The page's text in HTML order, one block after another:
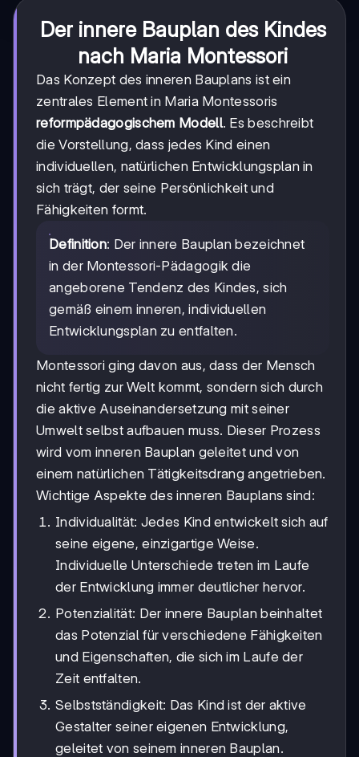
Der innere Bauplan des Kindes
nach Maria Montessori
Das Konzept des inneren Bauplans ist ein
zentrales Element in Maria Montessoris
reformpädagogischem Modell. Es beschreibt
die Vorstellung, dass jedes Kind einen
individuellen, natürlichen Entwicklungsplan in
sich trägt, der seine Persönlichkeit und
Fähigkeiten formt.
Definition: Der innere Bauplan bezeichnet
in der Montessori-Pädagogik die
angeborene Tendenz des Kindes, sich
gemäß einem inneren, individuellen
Entwicklungsplan zu entfalten.
Montessori ging davon aus, dass der Mensch
nicht fertig zur Welt kommt, sondern sich durch
die aktive Auseinandersetzung mit seiner
Umwelt selbst aufbauen muss. Dieser Prozess
wird vom inneren Bauplan geleitet und von
einem natürlichen Tätigkeitsdrang angetrieben.
Wichtige Aspekte des inneren Bauplans sind:
Individualität: Jedes Kind entwickelt sich auf
seine eigene, einzigartige Weise.
Individuelle Unterschiede treten im Laufe
der Entwicklung immer deutlicher hervor.
Potenzialität: Der innere Bauplan beinhaltet
das Potenzial für verschiedene Fähigkeiten
und Eigenschaften, die sich im Laufe der
Zeit entfalten.
Selbstständigkeit: Das Kind ist der aktive
Gestalter seiner eigenen Entwicklung,
geleitet von seinem inneren Bauplan.